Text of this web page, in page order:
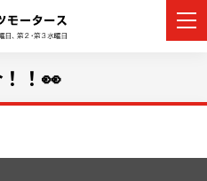
！👀